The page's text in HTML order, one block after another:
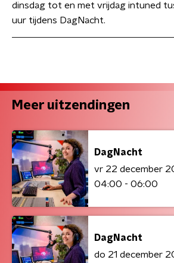
dinsdag tot en met vrijdag intuned
uur tijdens DagNacht.
Meer uitzendingen
DagNacht
vr 22 december
04:00 - 06:00
DagNacht
do 21 december